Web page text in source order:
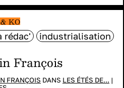
François
FRANÇOIS DANS LES ÉTÉS DE... |
rédac'
industrialisation
KO